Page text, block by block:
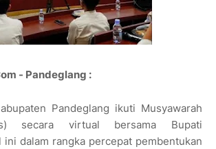
- Pandeglang :
Pandeglang ikuti Musyawarah
secara virtual bersama Bupati
ini dalam rangka percepat pembentukan